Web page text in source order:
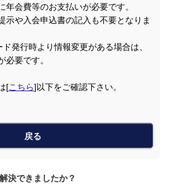
年会費等のお支払いが必要です。
示や入会申込書の記入も不要となりま
発行時より情報変更がある場合は、
必要です。
[こちら]以下をご確認下さい。
戻る
決できましたか？